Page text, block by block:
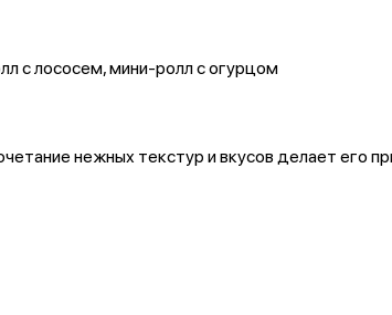
с лососем, мини-ролл с огурцом
нежных текстур и вкусов делает его